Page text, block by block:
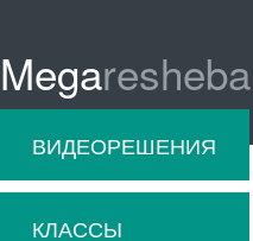
Megaresheba
ВИДЕОРЕШЕНИЯ
КЛАССЫ